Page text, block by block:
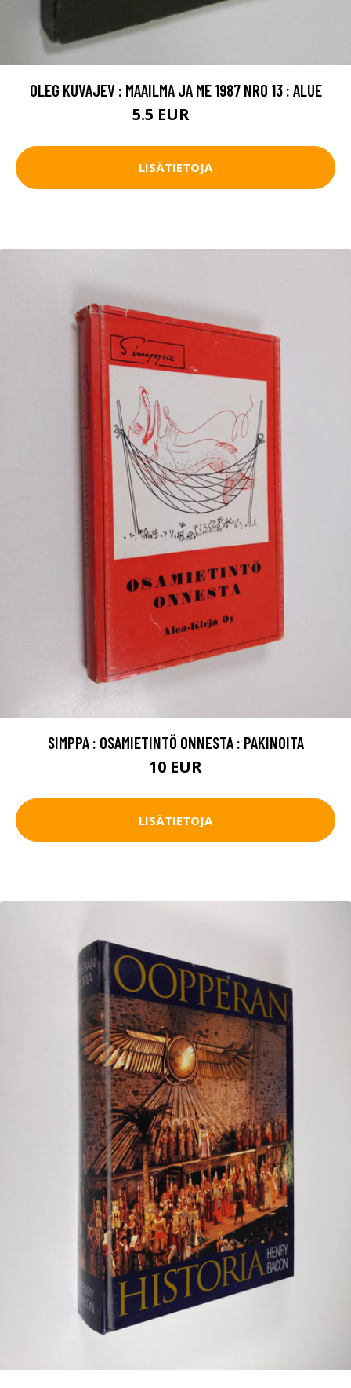
OLEG KUVAJEV : MAAILMA JA ME 1987 NRO 13 : ALUE
5.5 EUR
LISÄTIETOJA
SIMPPA : OSAMIETINTÖ ONNESTA : PAKINOITA
10 EUR
LISÄTIETOJA